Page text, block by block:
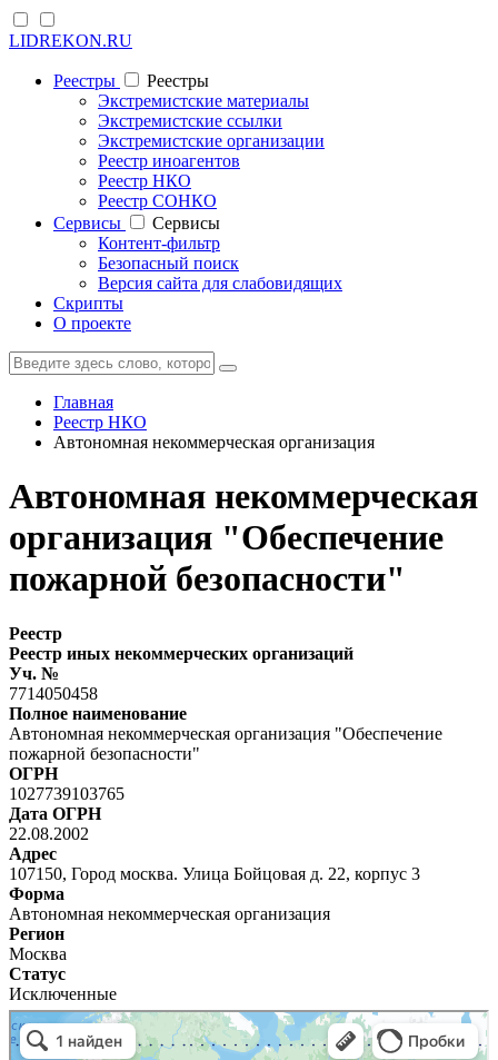
LIDREKON.RU
Реестры
Реестры
Экстремистские материалы
Экстремистские ссылки
Экстремистские организации
Реестр иноагентов
Реестр НКО
Реестр СОНКО
Cервисы
Cервисы
Контент-фильтр
Безопасный поиск
Версия сайта для слабовидящих
Скрипты
О проекте
Главная
Реестр НКО
Автономная некоммерческая организация
Автономная некоммерческая
организация "Обеспечение
пожарной безопасности"
Реестр
Реестр иных некоммерческих организаций
Уч. №
7714050458
Полное наименование
Автономная некоммерческая организация "Обеспечение
пожарной безопасности"
ОГРН
1027739103765
Дата ОГРН
22.08.2002
Адрес
107150, Город москва. Улица Бойцовая д. 22, корпус 3
Форма
Автономная некоммерческая организация
Регион
Москва
Статус
Исключенные